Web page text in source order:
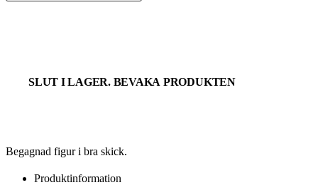
SLUT I LAGER. BEVAKA PRODUKTEN
Begagnad figur i bra skick.
Produktinformation